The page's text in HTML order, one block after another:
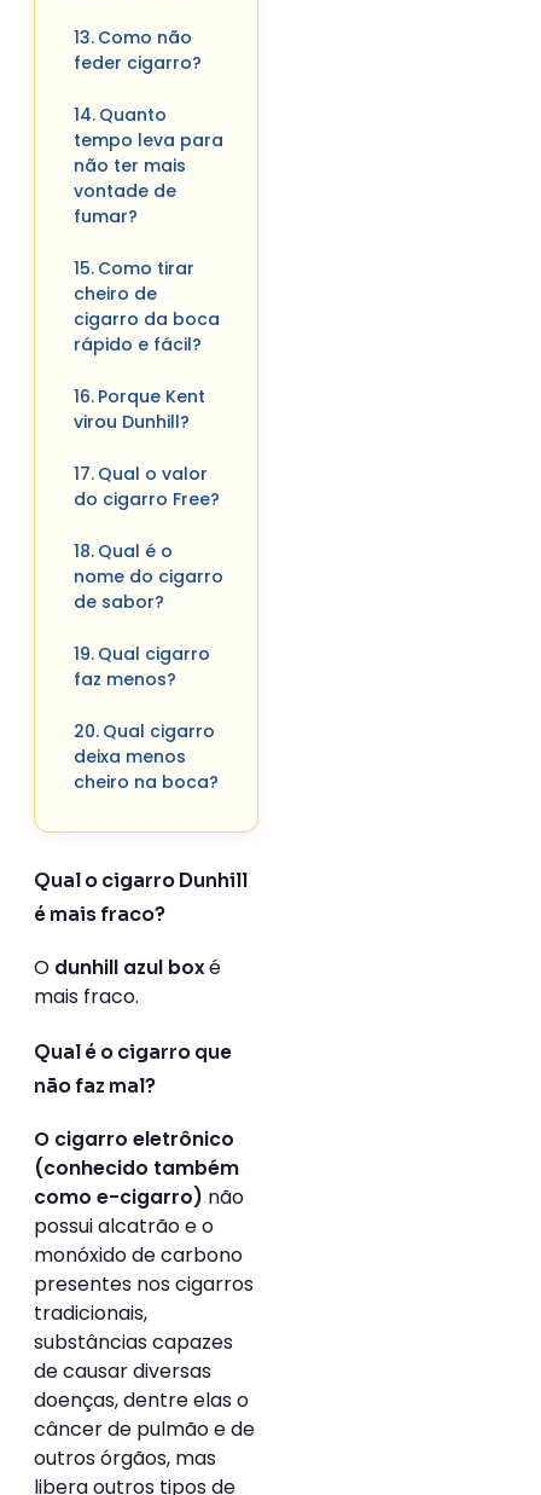
Como não
feder cigarro?
Quanto
tempo leva para
não ter mais
vontade de
fumar?
Como tirar
cheiro de
cigarro da boca
rápido e fácil?
Porque Kent
virou Dunhill?
Qual o valor
do cigarro Free?
Qual é o
nome do cigarro
de sabor?
Qual cigarro
faz menos?
Qual cigarro
deixa menos
cheiro na boca?
Qual o cigarro Dunhill
é mais fraco?
O dunhill azul boxé
mais fraco.
Qual é o cigarro que
não faz mal?
O cigarro eletrônico
(conhecido também
como e-cigarro) não
possui alcatrão e o
monóxido de carbono
presentes nos cigarros
tradicionais,
substâncias capazes
de causar diversas
doenças, dentre elas o
câncer de pulmão e de
outros órgãos, mas
libera outros tipos de